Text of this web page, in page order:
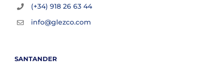
(+34) 918 26 63 44
info@glezco.com
SANTANDER